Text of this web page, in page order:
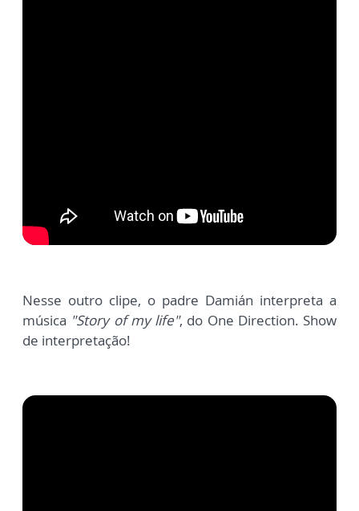
Nesse outro clipe, o padre Damián interpreta a
música "Story of my life", do One Direction. Show
de interpretação!